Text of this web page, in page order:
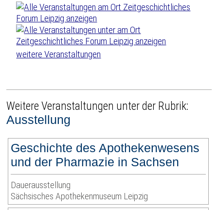
weitere Veranstaltungen
Weitere Veranstaltungen unter der Rubrik:
Ausstellung
Geschichte des Apothekenwesens
und der Pharmazie in Sachsen
Dauerausstellung
Sächsisches Apothekenmuseum Leipzig